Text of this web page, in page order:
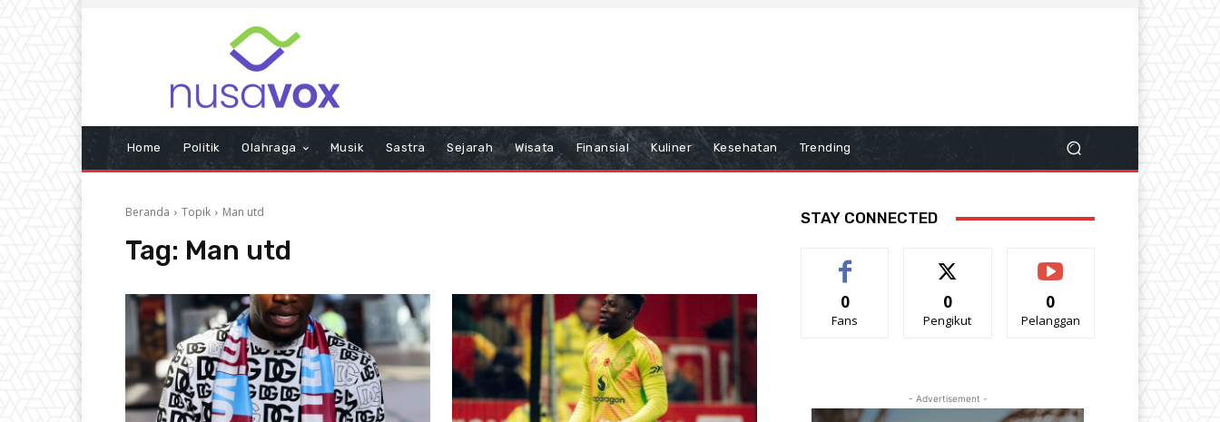
Home Politik Olahraga Musik Sastra Sejarah Wisata Finansial Kuliner Kesehatan Trending
Beranda Topik Man utd
Tag: Man utd
STAY CONNECTED
0
Fans
0
Pengikut
0
Pelanggan
- Advertisement -